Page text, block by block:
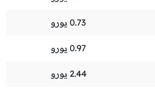
0.73 يورو
0.97 يورو
2.44 يورو